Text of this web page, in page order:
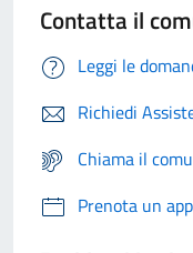
Contatta il
Leggi le
Richiedi
Chiama il
Prenota un